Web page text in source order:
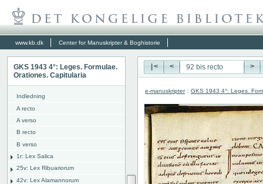
www.kb.dk Center for Manuskripter & Boghistorie
GKS 1943 4°: Leges. Formulae.
Orationes. Capitularia
Indledning
A recto
A verso
B recto
B verso
1r: Lex Salica
25v: Lex Ribuariorum
42v: Lex Alamannorum
|< < >
e-manuskripter : GKS 1943 4°: Leges.